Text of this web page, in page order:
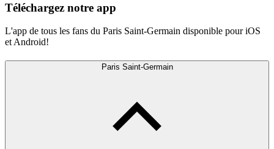
Téléchargez notre app
L'app de tous les fans du Paris Saint-Germain disponible pour iOS
et Android!
Paris Saint-Germain